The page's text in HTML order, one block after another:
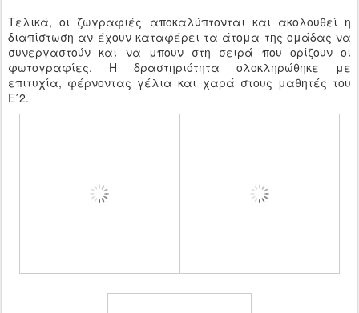
Τελικά, οι ζωγραφιές αποκαλύπτονται και ακολουθεί η
διαπίστωση αν έχουν καταφέρει τα άτομα της ομάδας να
συνεργαστούν και να μπουν στη σειρά που ορίζουν οι
φωτογραφίες. Η δραστηριότητα ολοκληρώθηκε με
επιτυχία, φέρνοντας γέλια και χαρά στους μαθητές του
Ε΄2.